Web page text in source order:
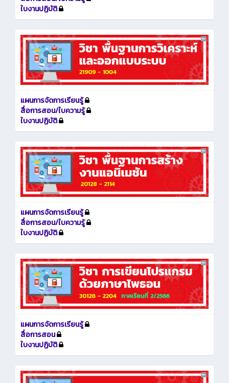
ใบงานปฏิบัติ
แผนการจัดการเรียนรู้
สื่อการสอน/ใบความรู้
ใบงานปฏิบัติ
แผนการจัดการเรียนรู้
สื่อการสอน/ใบความรู้
ใบงานปฏิบัติ
แผนการจัดการเรียนรู้
สื่อการสอน
ใบงานปฏิบัติ